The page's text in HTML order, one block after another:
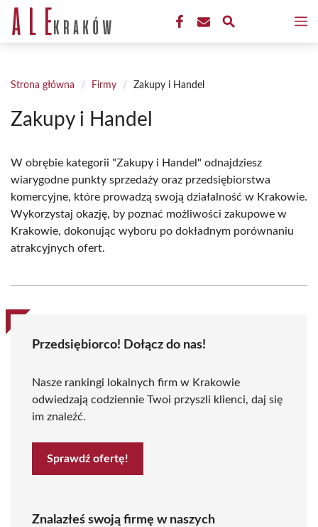
Przejdź
treści
Strona główna / Firmy / Zakupy i Handel
Zakupy i Handel
W obrębie kategorii "Zakupy i Handel" odnajdziesz
wiarygodne punkty sprzedaży oraz przedsiębiorstwa
komercyjne, które prowadzą swoją działalność w Krakowie.
Wykorzystaj okazję, by poznać możliwości zakupowe w
Krakowie, dokonując wyboru po dokładnym porównaniu
atrakcyjnych ofert.
Przedsiębiorco! Dołącz do nas!
Nasze rankingi lokalnych firm w Krakowie
odwiedzają codziennie Twoi przyszli klienci, daj się
im znaleźć.
Sprawdź ofertę!
Znalazłeś swoją firmę w naszych